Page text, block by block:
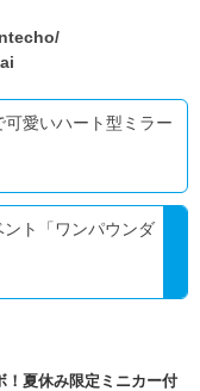
愛いハート型ミラー
ト「ワンパウンダ
夏休み限定ミニカー付